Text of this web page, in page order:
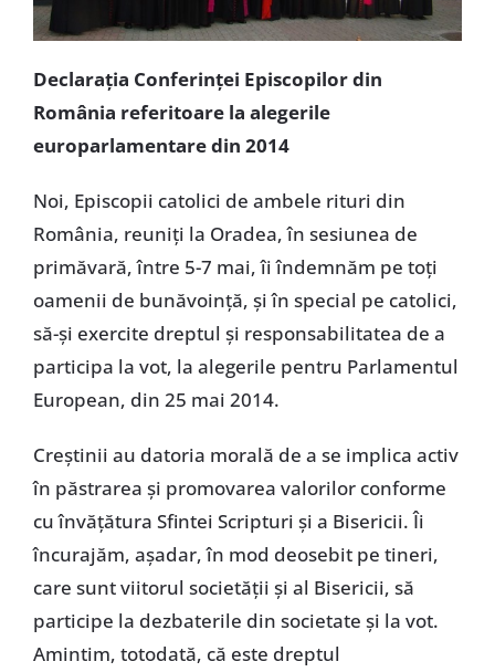
Declaraţia Conferinţei Episcopilor din
România referitoare la alegerile
europarlamentaredin 2014
Noi, Episcopii catolici de ambele rituri din
România, reuniţi la Oradea, în sesiunea de
primăvară, între 5-7 mai, îi îndemnăm pe toţi
oamenii de bunăvoinţă, şi în special pe catolici,
să-şi exercite dreptul şi responsabilitatea de a
participa la vot, la alegerile pentru Parlamentul
European, din 25 mai 2014.
Creştinii au datoria morală de a se implica activ
în păstrarea şi promovarea valorilor conforme
cu învăţătura Sfintei Scripturi şi a Bisericii. Îi
încurajăm, aşadar, în mod deosebit pe tineri,
care sunt viitorul societăţii şi al Bisericii, să
participe la dezbaterile din societate şi la vot.
Amintim, totodată, că este dreptul